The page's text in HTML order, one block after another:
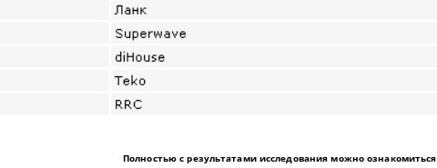
Полностью с результатами исследования можно ознакомиться